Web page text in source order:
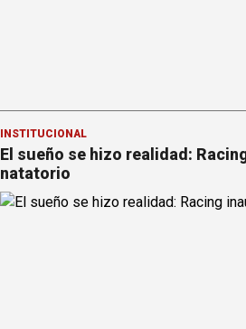
INSTITUCIONAL
El sueño se hizo realidad:
natatorio